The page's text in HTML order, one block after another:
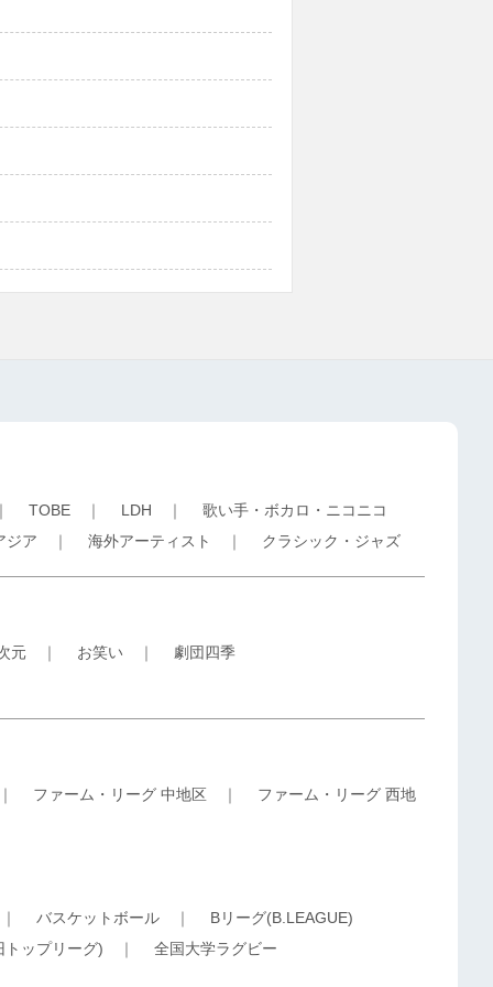
TOBE ｜ LDH ｜ 歌い手・ボカロ・ニコニコ
ジア ｜ 海外アーティスト ｜ クラシック・ジャズ
元 ｜ お笑い ｜ 劇団四季
ファーム・リーグ 中地区 ｜ ファーム・リーグ 西地
バスケットボール ｜ Bリーグ(B.LEAGUE)
トップリーグ) ｜ 全国大学ラグビー